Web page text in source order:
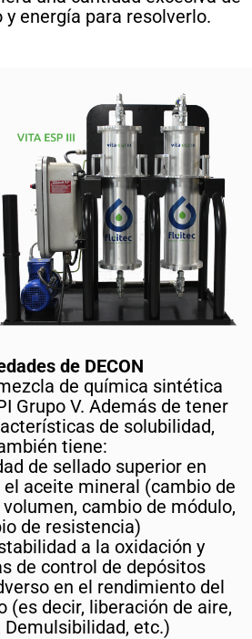
y energía para resolverlo.
de DECON
de química sintética
Grupo V. Además de tener
de solubilidad,
tiene:
de sellado superior en
aceite mineral (cambio de
cambio de módulo,
de resistencia)
a la oxidación y
de control de depósitos
en el rendimiento del
(es decir, liberación de aire,
Demulsibilidad, etc.)